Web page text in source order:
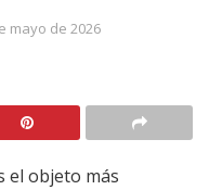
mayo de 2026
el objeto más